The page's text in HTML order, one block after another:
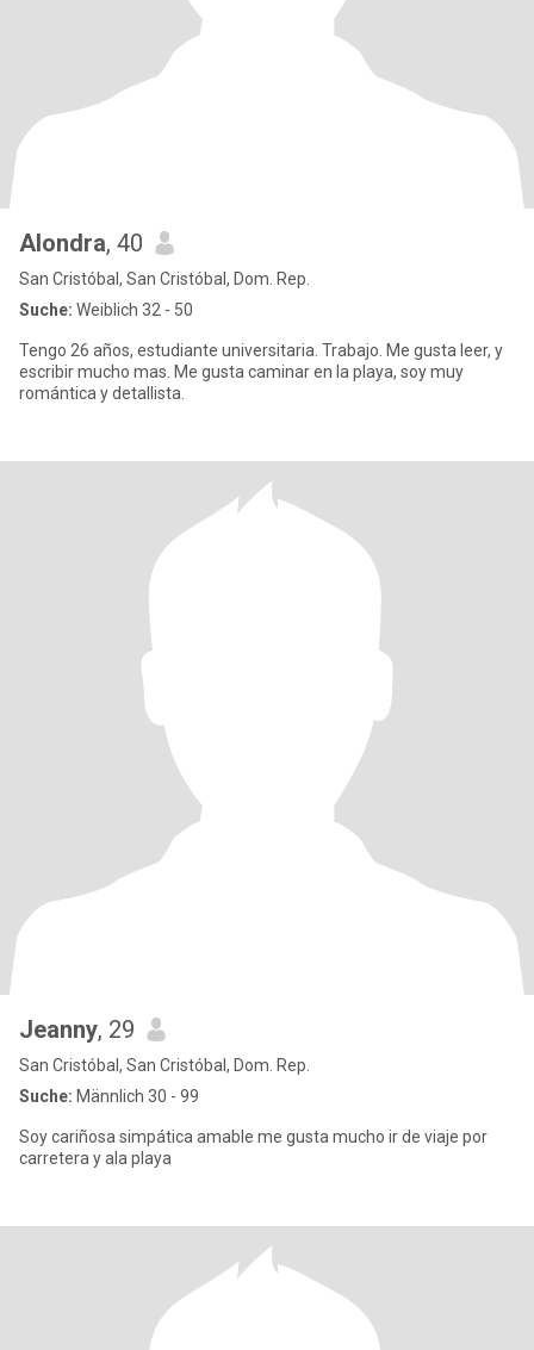
Alondra, 40
San Cristóbal, San Cristóbal, Dom. Rep.
Suche: Weiblich 32 - 50
Tengo 26 años, estudiante universitaria. Trabajo. Me gusta leer, y
escribir mucho mas. Me gusta caminar en la playa, soy muy
romántica y detallista.
Jeanny, 29
San Cristóbal, San Cristóbal, Dom. Rep.
Suche: Männlich 30 - 99
Soy cariñosa simpática amable me gusta mucho ir de viaje por
carretera y ala playa